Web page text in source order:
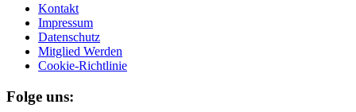
Kontakt
Impressum
Datenschutz
Mitglied Werden
Cookie-Richtlinie
Folge uns: